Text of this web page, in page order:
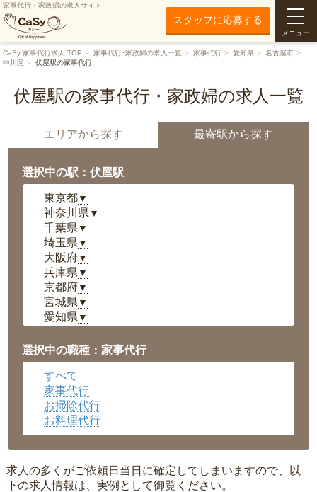
家事代行・家政婦の求人サイト
スタッフに応募する
メニュー
CaSy 家事代行求人 TOP 家事代行･家政婦の求人一覧 家事代行 愛知県
名古屋市
中川区
伏屋駅の家事代行
伏屋駅の家事代行・家政婦の求人一覧
エリアから探す 最寄駅から探す
選択中の駅：伏屋駅
東京都▼
神奈川県 ▼
千葉県 ▼
埼玉県 ▼
大阪府▼
兵庫県 ▼
京都府▼
宮城県 ▼
愛知県 ▼
岡山県▼
広島県▼
沖縄県
選択中の職種：家事代行
すべて
家事代行
お掃除代行
お料理代行
求人の多くがご依頼日当日に確定してしまいますので、以
下の求人情報は、実例として御覧ください。